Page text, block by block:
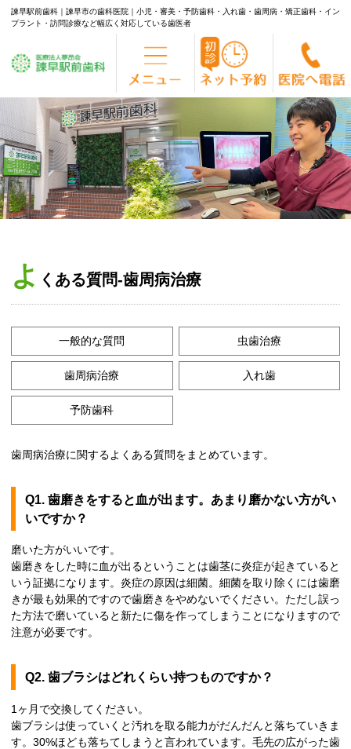
to
content
諫早駅前歯科｜諫早市の歯科医院｜小児・審美・予防歯科・入れ歯・歯周病・矯正歯科・イン
プラント・訪問診療など幅広く対応している歯医者
よ くある質問-歯周病治療
一般的な質問 虫歯治療
歯周病治療 入れ歯
予防歯科
歯周病治療に関するよくある質問をまとめています。
Q1. 歯磨きをすると血が出ます。あまり磨かない方がい
いですか？
磨いた方がいいです。
歯磨きをした時に血が出るということは歯茎に炎症が起きていると
いう証拠になります。炎症の原因は細菌。細菌を取り除くには歯磨
きが最も効果的ですので歯磨きをやめないでください。ただし誤っ
た方法で磨いていると新たに傷を作ってしまうことになりますので
注意が必要です。
Q2. 歯ブラシはどれくらい持つものですか？
1ヶ月で交換してください。
歯ブラシは使っていくと汚れを取る能力がだんだんと落ちていきま
す。30%ほども落ちてしまうと言われています。毛先の広がった歯